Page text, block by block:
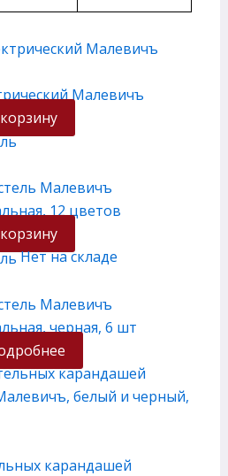
Малевичъ
Малевичъ
12 цветов
Нет на складе
Малевичъ
черная, 6 шт
карандашей